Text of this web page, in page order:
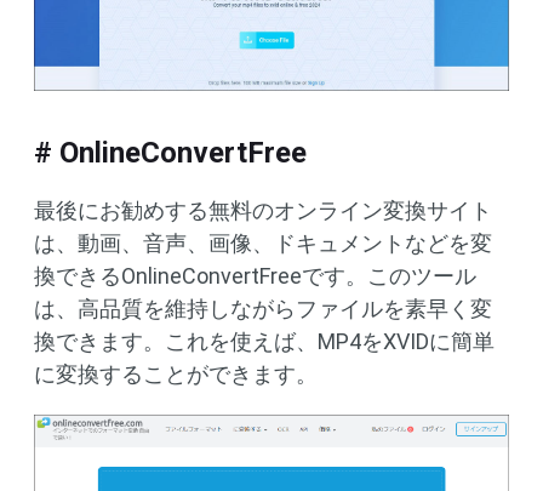
# OnlineConvertFree
最後にお勧めする無料のオンライン変換サイト
は、動画、音声、画像、ドキュメントなどを変
換できるOnlineConvertFreeです。このツール
は、高品質を維持しながらファイルを素早く変
換できます。これを使えば、MP4をXVIDに簡単
に変換することができます。